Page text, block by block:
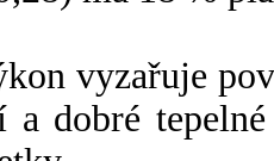
vyzařuje
a dobré